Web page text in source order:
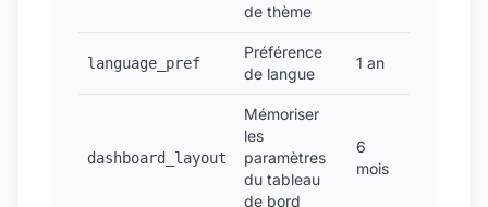
de thème
language_pref
Préférence
de langue
1 an
dashboard_layout
Mémoriser
les
paramètres
du tableau
de bord
6
mois